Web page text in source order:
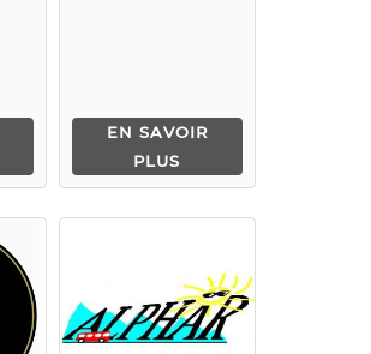
EN SAVOIR
PLUS